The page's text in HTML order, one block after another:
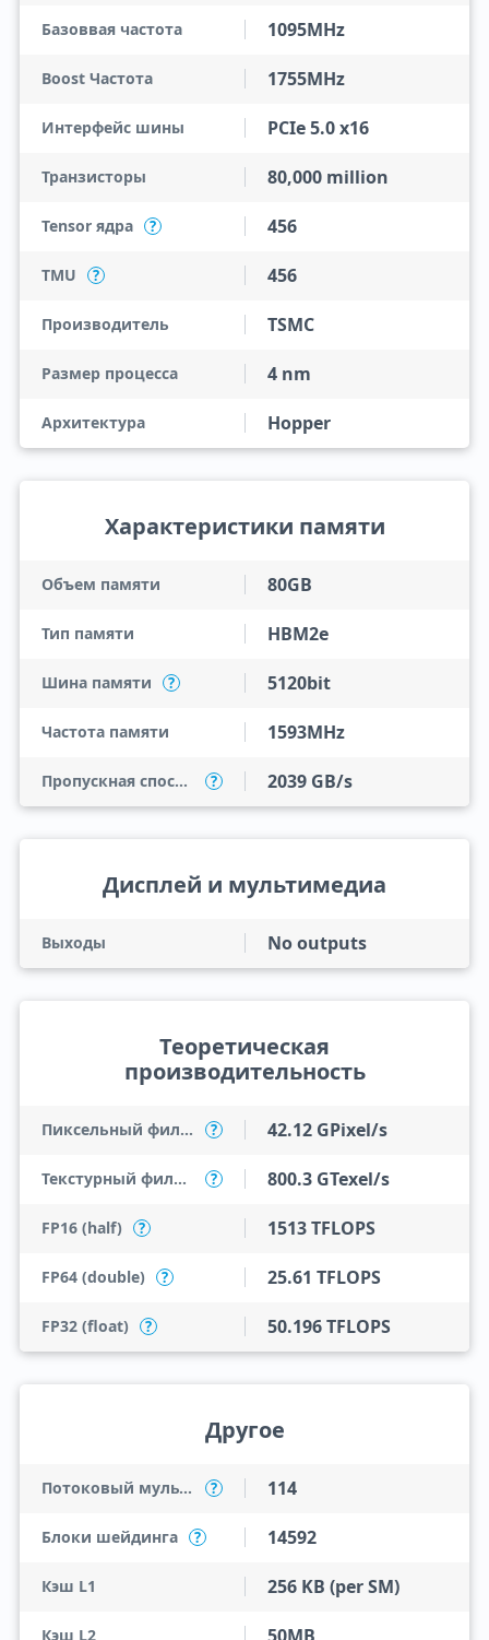
Базоввая частота 1095MHz
Boost Частота 1755MHz
Интерфейс шины PCIe 5.0 x16
Транзисторы 80,000 million
Tensor ядра ? 456
TMU ? 456
Производитель TSMC
Размер процесса 4 nm
Архитектура Hopper
Характеристики памяти
Объем памяти 80GB
Тип памяти HBM2e
Шина памяти ? 5120bit
Частота памяти 1593MHz
Пропускная способность ? 2039 GB/s
Дисплей и мультимедиа
Выходы No outputs
Теоретическая
производительность
Пиксельный филлрейт ? 42.12 GPixel/s
Текстурный филлрейт ? 800.3 GTexel/s
FP16 (half) ? 1513 TFLOPS
FP64 (double) ? 25.61 TFLOPS
FP32 (float) ? 50.196 TFLOPS
Другое
Потоковый мультипроцессор (SM) ? 114
Блоки шейдинга ? 14592
Кэш L1 256 KB (per SM)
Кэш L2